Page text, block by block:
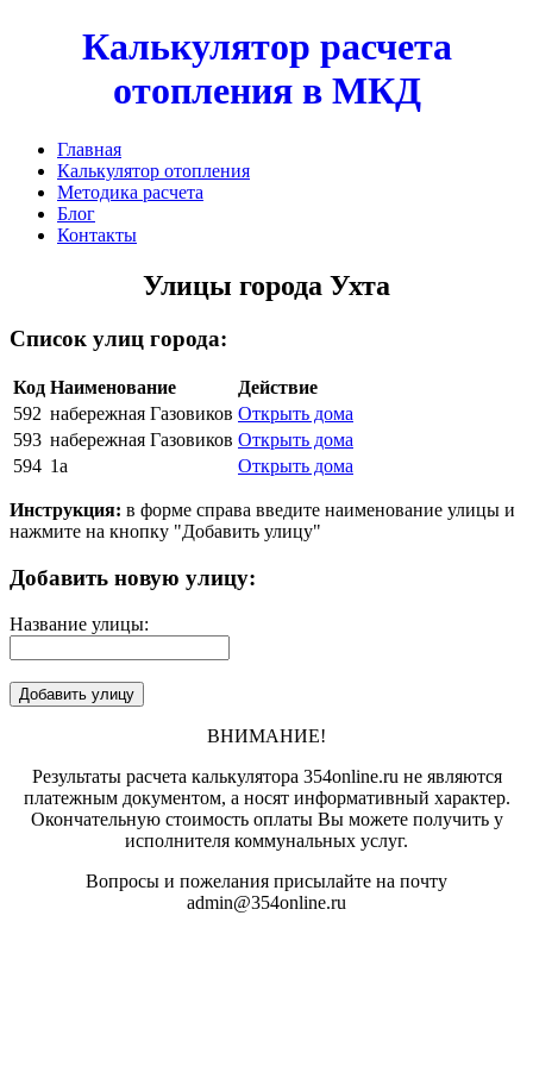
Калькулятор расчета
отопления в МКД
Главная
Калькулятор отопления
Методика расчета
Блог
Контакты
Улицы города Ухта
Список улиц города:
Код Наименование
Действие
592 набережная Газовиков Открыть дома
593 набережная Газовиков Открыть дома
594 1а Открыть дома
Инструкция: в форме справа введите наименование улицы и
нажмите на кнопку "Добавить улицу"
Добавить новую улицу:
Название улицы:
ВНИМАНИЕ!
Результаты расчета калькулятора 354online.ru не являются
платежным документом, а носят информативный характер.
Окончательную стоимость оплаты Вы можете получить у
исполнителя коммунальных услуг.
Вопросы и пожелания присылайте на почту
admin@354online.ru